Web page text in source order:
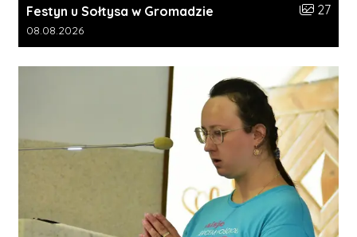
Festyn u Sołtysa w Gromadzie Liczba
27
Data dodania galerii:
08.08.2026